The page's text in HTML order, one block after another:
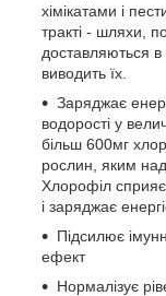
хімікатами і
тракті - шляхи,
доставляються в
виводить їх.
Заряджає
водорості у
більш 600мг
рослин, яким
Хлорофіл
і заряджає
Підсилює
ефект
Нормалізує